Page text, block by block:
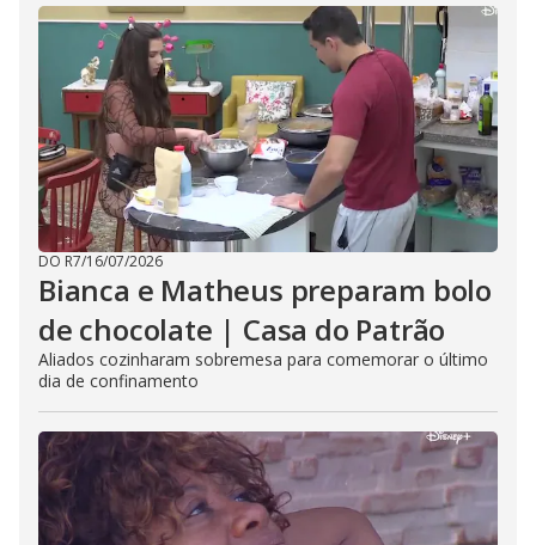
DO R7/16/07/2026
Bianca e Matheus preparam bolo
de chocolate | Casa do Patrão
Aliados cozinharam sobremesa para comemorar o último
dia de confinamento